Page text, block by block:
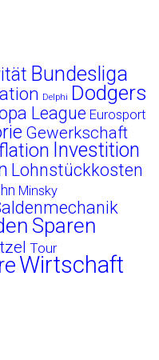
Bundesliga
Delphi Dodgers
League Eurosport
Gewerkschaft
Investition
Lohnstückkosten
Minsky
Sparen
Tour
Wirtschaft